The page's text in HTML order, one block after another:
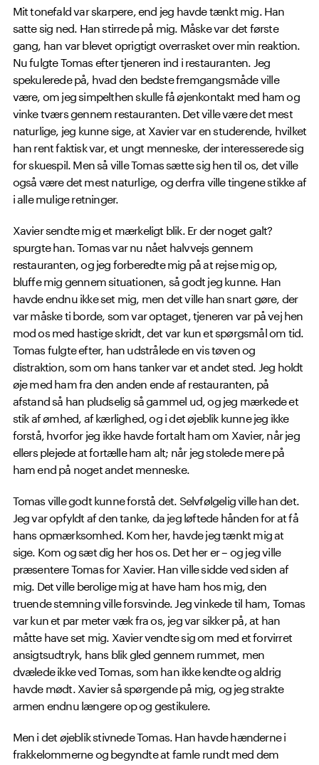
Mit tonefald var skarpere, end jeg havde tænkt mig. Han
satte sig ned. Han stirrede på mig. Måske var det første
gang, han var blevet oprigtigt overrasket over min reaktion.
Nu fulgte Tomas efter tjeneren ind i restauranten. Jeg
spekulerede på, hvad den bedste fremgangsmåde ville
være, om jeg simpelthen skulle få øjenkontakt med ham og
vinke tværs gennem restauranten. Det ville være det mest
naturlige, jeg kunne sige, at Xavier var en studerende, hvilket
han rent faktisk var, et ungt menneske, der interesserede sig
for skuespil. Men så ville Tomas sætte sig hen til os, det ville
også være det mest naturlige, og derfra ville tingene stikke af
i alle mulige retninger.
Xavier sendte mig et mærkeligt blik. Er der noget galt?
spurgte han. Tomas var nu nået halvvejs gennem
restauranten, og jeg forberedte mig på at rejse mig op,
bluffe mig gennem situationen, så godt jeg kunne. Han
havde endnu ikke set mig, men det ville han snart gøre, der
var måske ti borde, som var optaget, tjeneren var på vej hen
mod os med hastige skridt, det var kun et spørgsmål om tid.
Tomas fulgte efter, han udstrålede en vis tøven og
distraktion, som om hans tanker var et andet sted. Jeg holdt
øje med ham fra den anden ende af restauranten, på
afstand så han pludselig så gammel ud, og jeg mærkede et
stik af ømhed, af kærlighed, og i det øjeblik kunne jeg ikke
forstå, hvorfor jeg ikke havde fortalt ham om Xavier, når jeg
ellers plejede at fortælle ham alt; når jeg stolede mere på
ham end på noget andet menneske.
Tomas ville godt kunne forstå det. Selvfølgelig ville han det.
Jeg var opfyldt af den tanke, da jeg løftede hånden for at få
hans opmærksomhed. Kom her, havde jeg tænkt mig at
sige. Kom og sæt dig her hos os. Det her er – og jeg ville
præsentere Tomas for Xavier. Han ville sidde ved siden af
mig. Det ville berolige mig at have ham hos mig, den
truende stemning ville forsvinde. Jeg vinkede til ham, Tomas
var kun et par meter væk fra os, jeg var sikker på, at han
måtte have set mig. Xavier vendte sig om med et forvirret
ansigtsudtryk, hans blik gled gennem rummet, men
dvælede ikke ved Tomas, som han ikke kendte og aldrig
havde mødt. Xavier så spørgende på mig, og jeg strakte
armen endnu længere op og gestikulere.
Men i det øjeblik stivnede Tomas. Han havde hænderne i
frakkelommerne og begyndte at famle rundt med dem